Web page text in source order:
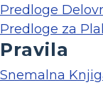
Predloge
Predloge za
Pravila
Snemalna